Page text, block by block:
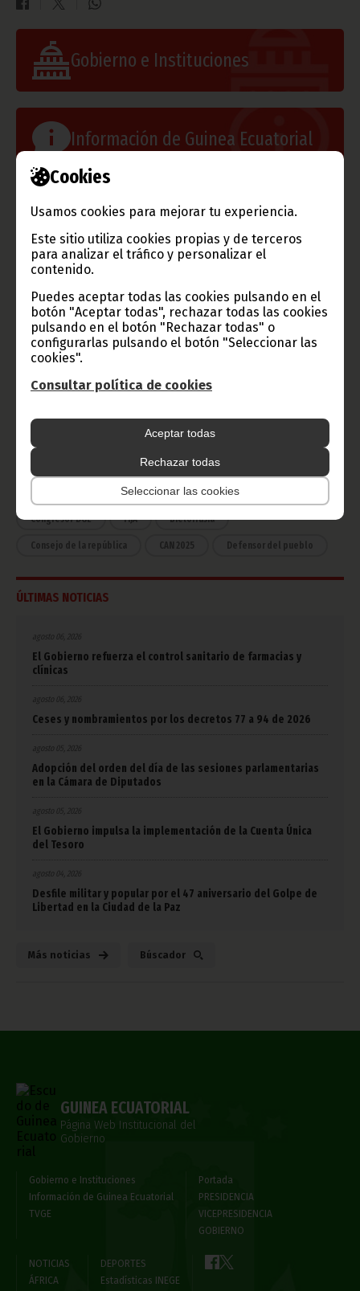
Cookies
Usamos cookies para mejorar tu experiencia.
Este sitio utiliza cookies propias y de terceros
para analizar el tráfico y personalizar el
contenido.
Puedes aceptar todas las cookies pulsando en el
botón "Aceptar todas", rechazar todas las cookies
pulsando en el botón "Rechazar todas" o
configurarlas pulsando el botón "Seleccionar las
cookies".
Consultar política de cookies
Aceptar todas
Rechazar todas
Seleccionar las cookies
Gobierno e Instituciones
Información de Guinea Ecuatorial
TVGE
Radio Nacional de Guinea
Ecuatorial
Haz click aquí para escuchar ahora
CATEGORÍAS
Noticias Gobierno
Presidencia
Deportes Vicepresidencia
Cultura Estadísticas
Gente GE 50 Aniversario Independencia
CongresoPDGE FIJA Bielorrusia
Consejo de la república CAN 2025 Defensor del pueblo
ÚLTIMAS NOTICIAS
agosto 06, 2026
El Gobierno refuerza el control sanitario de farmacias y
clínicas
agosto 06, 2026
Ceses y nombramientos por los decretos 77 a 94 de 2026
agosto 05, 2026
Adopción del orden del día de las sesiones parlamentarias
en la Cámara de Diputados
agosto 05, 2026
El Gobierno impulsa la implementación de la Cuenta Única
del Tesoro
agosto 04, 2026
Desfile militar y popular por el 47 aniversario del Golpe de
Libertad en la Ciudad de la Paz
Más noticias Búscador
GUINEA ECUATORIAL
Página Web Institucional del
Gobierno
Gobierno e Instituciones
Información de Guinea Ecuatorial
TVGE
Portada
PRESIDENCIA
VICEPRESIDENCIA
GOBIERNO
NOTICIAS
ÁFRICA
DEPORTES
Estadísticas INEGE